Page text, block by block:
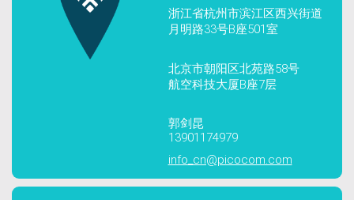
浙江省杭州市滨江区西兴街道
月明路33号B座501室
北京市朝阳区北苑路58号
航空科技大厦B座7层
郭剑昆
13901174979
info_cn@picocom.com